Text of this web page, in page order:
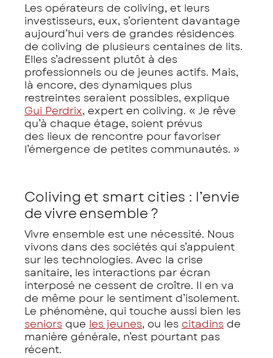
Les opérateurs de coliving, et leurs
investisseurs, eux, s’orientent davantage
aujourd’hui vers de grandes résidences
de coliving de plusieurs centaines de lits.
Elles s’adressent plutôt à des
professionnels ou de jeunes actifs. Mais,
là encore, des dynamiques plus
restreintes seraient possibles, explique
Gui Perdrix, expert en coliving. « Je rêve
qu’à chaque étage, soient prévus
des lieux de rencontre pour favoriser
l’émergence de petites communautés. »
Coliving et smart cities : l’envie
de vivre ensemble ?
Vivre ensemble est une nécessité. Nous
vivons dans des sociétés qui s’appuient
sur les technologies. Avec la crise
sanitaire, les interactions par écran
interposé ne cessent de croître. Il en va
de même pour le sentiment d’isolement.
Le phénomène, qui touche aussi bien les
seniors que les jeunes, ou les citadins de
manière générale, n’est pourtant pas
récent.